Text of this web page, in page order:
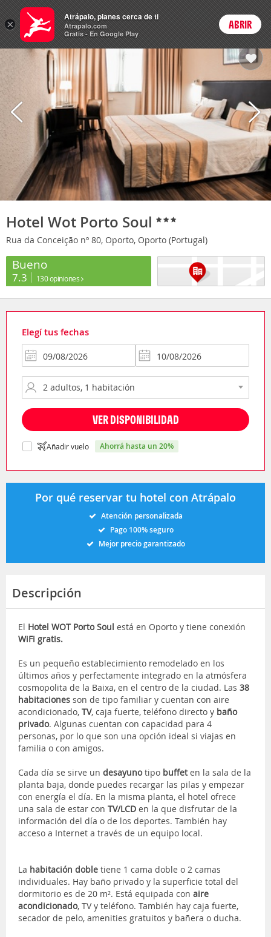
Hoteles Precios en
ARSCambiar moneda
Login
Hotel Wot Porto Soul
Rua da Conceição nº 80, Oporto, Oporto (Portugal)
Bueno
7.3 130 opiniones
Elegí tus fechas
VER DISPONIBILIDAD
Añadir vuelo ahorrá hasta un 20%
Por qué reservar tu hotel con Atrápalo
Atención personalizada
Pago 100% seguro
Mejor precio garantizado
Descripción
El Hotel WOT Porto Soul está en Oporto y tiene conexión
WiFi gratis.
Es un pequeño establecimiento remodelado en los
últimos años y perfectamente integrado en la atmósfera
cosmopolita de la Baixa, en el centro de la ciudad. Las 38
habitaciones son de tipo familiar y cuentan con aire
acondicionado, TV, caja fuerte, teléfono directo y baño
privado. Algunas cuentan con capacidad para 4
personas, por lo que son una opción ideal si viajas en
familia o con amigos.
Cada día se sirve un desayunotipo buffeten la sala de la
planta baja, donde puedes recargar las pilas y empezar
con energía el día. En la misma planta, el hotel ofrece
una sala de estar con TV/LCD en la que disfrutar de la
información del día o de los deportes. También hay
acceso a Internet a través de un equipo local.
La habitación doble tiene 1 cama doble o 2 camas
individuales. Hay baño privado y la superficie total del
dormitorio es de 20 m². Está equipada con aire
acondicionado, TV y teléfono. También hay caja fuerte,
secador de pelo, amenities gratuitos y bañera o ducha.
×
Atrápalo, planes cerca de ti
Atrapalo.com
Gratis - En Google Play
ABRIR